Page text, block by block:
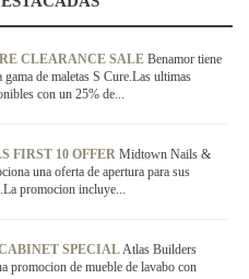
CLEARANCE SALE Benamor tiene
de maletas S Cure.Las ultimas
con un 25% de...
FIRST 10 OFFER Midtown Nails &
una oferta de apertura para sus
promocion incluye...
SPECIAL Atlas Builders
promocion de mueble de lavabo con